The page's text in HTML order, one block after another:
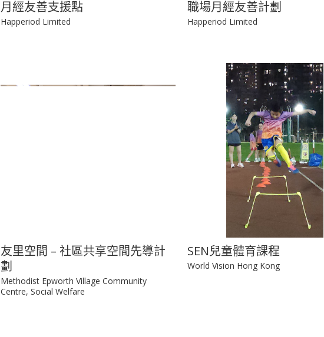
月經友善支援點
Happeriod Limited
職場月經友善計劃
Happeriod Limited
友里空間 – 社區共享空間先導計
劃
Methodist Epworth Village Community
Centre, Social Welfare
SEN兒童體育課程
World Vision Hong Kong